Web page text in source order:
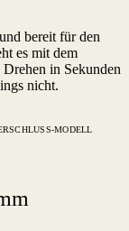
bereit für den
es mit dem
in Sekunden
nicht.
MODELL